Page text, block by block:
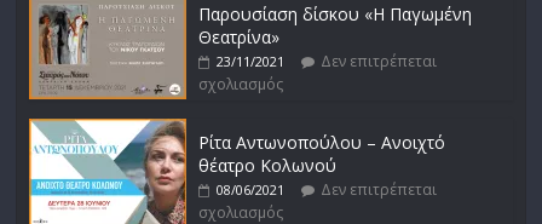
Παρουσίαση δίσκου «Η Παγωμένη
Θεατρίνα»
23/11/2021
Δεν επιτρέπεται
σχολιασμός
Ρίτα Αντωνοπούλου – Ανοιχτό
θέατρο Κολωνού
08/06/2021
Δεν επιτρέπεται
σχολιασμός